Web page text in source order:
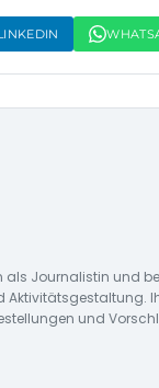
als Journalistin und
Aktivitätsgestaltung.
und